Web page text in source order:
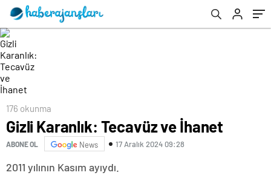
176 okunma
Gizli Karanlık: Tecavüz ve İhanet
ABONE OL News 17 Aralık 2024 09:28
2011 yılının Kasım ayıydı.